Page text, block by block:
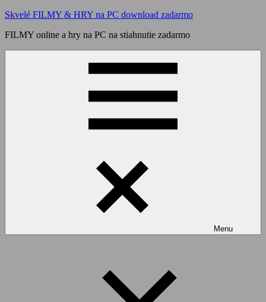
Skip
content
Skvelé FILMY & HRY na PC download zadarmo
FILMY online a hry na PC na stiahnutie zadarmo
Menu